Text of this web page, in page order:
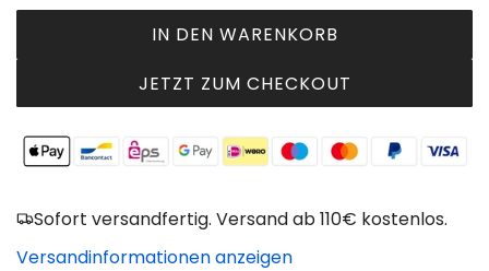
r
e
P
r
e
i
IN DEN WARENKORB
L
A
D
N
.
JETZT ZUM CHECKOUT
Sofort versandfertig. Versand ab 110€ kostenlos.
Versandinformationen anzeigen